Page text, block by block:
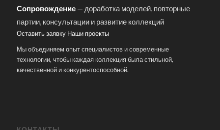
Сопровождение— доработка моделей, повторные
партии, консультации и развитие коллекций
Оставить заявку Наши проекты
Мы объединяем опыт специалистов и современные
технологии, чтобы каждая коллекция была стильной,
качественной и конкурентоспособной.